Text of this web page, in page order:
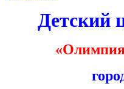
Детский